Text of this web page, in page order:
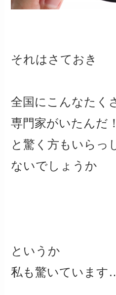
それはさておき
全国にこんなたく
専門家がいたんだ！
と驚く方もいらっ
ないでしょうか
というか
私も驚いています